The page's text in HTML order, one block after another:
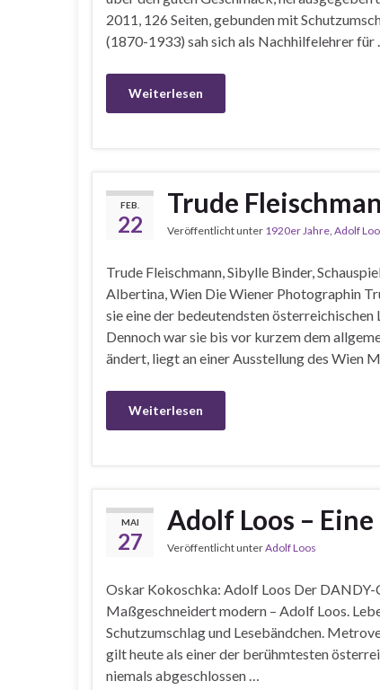
2011, 126 Seiten, gebunden mit
(1870-1933) sah sich als Nachhilfelehrer für
Weiterlesen
FEB.
22
Trude
Veröffentlicht unter 1920er Jahre, Adolf
Trude Fleischmann, Sibylle Binder,
Albertina, Wien Die Wiener Photographin
sie eine der bedeutendsten
Dennoch war sie bis vor kurzem dem
ändert, liegt an einer Ausstellung des Wien
Weiterlesen
MAI
27
Adolf Loos –
Veröffentlicht unterAdolf Loos
Oskar Kokoschka: Adolf Loos Der DANDY-
Maßgeschneidert modern – Adolf Loos.
Schutzumschlag und Lesebändchen.
gilt heute als einer der berühmtesten
niemals abgeschlossen …